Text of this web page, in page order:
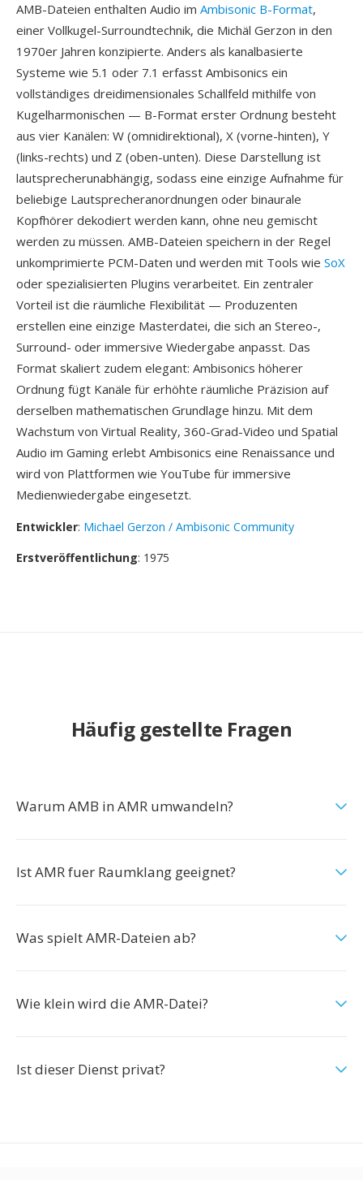
AMB-Dateien enthalten Audio im Ambisonic B-Format,
einer Vollkugel-Surroundtechnik, die Michäl Gerzon in den
1970er Jahren konzipierte. Anders als kanalbasierte
Systeme wie 5.1 oder 7.1 erfasst Ambisonics ein
vollständiges dreidimensionales Schallfeld mithilfe von
Kugelharmonischen — B-Format erster Ordnung besteht
aus vier Kanälen: W (omnidirektional), X (vorne-hinten), Y
(links-rechts) und Z (oben-unten). Diese Darstellung ist
lautsprecherunabhängig, sodass eine einzige Aufnahme für
beliebige Lautsprecheranordnungen oder binaurale
Kopfhörer dekodiert werden kann, ohne neu gemischt
werden zu müssen. AMB-Dateien speichern in der Regel
unkomprimierte PCM-Daten und werden mit Tools wie SoX
oder spezialisierten Plugins verarbeitet. Ein zentraler
Vorteil ist die räumliche Flexibilität — Produzenten
erstellen eine einzige Masterdatei, die sich an Stereo-,
Surround- oder immersive Wiedergabe anpasst. Das
Format skaliert zudem elegant: Ambisonics höherer
Ordnung fügt Kanäle für erhöhte räumliche Präzision auf
derselben mathematischen Grundlage hinzu. Mit dem
Wachstum von Virtual Reality, 360-Grad-Video und Spatial
Audio im Gaming erlebt Ambisonics eine Renaissance und
wird von Plattformen wie YouTube für immersive
Medienwiedergabe eingesetzt.
Entwickler: Michael Gerzon / Ambisonic Community
Erstveröffentlichung: 1975
Häufig gestellte Fragen
Warum AMB in AMR umwandeln?
Ist AMR fuer Raumklang geeignet?
Was spielt AMR-Dateien ab?
Wie klein wird die AMR-Datei?
Ist dieser Dienst privat?